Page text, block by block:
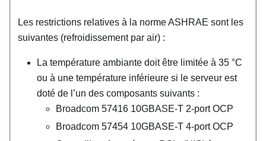
Les restrictions relatives à la norme ASHRAE sont les
suivantes (refroidissement par air) :
La température ambiante doit être limitée à 35 °C
ou à une température inférieure si le serveur est
doté de l’un des composants suivants :
Broadcom 57416 10GBASE-T 2-port OCP
Broadcom 57454 10GBASE-T 4-port OCP